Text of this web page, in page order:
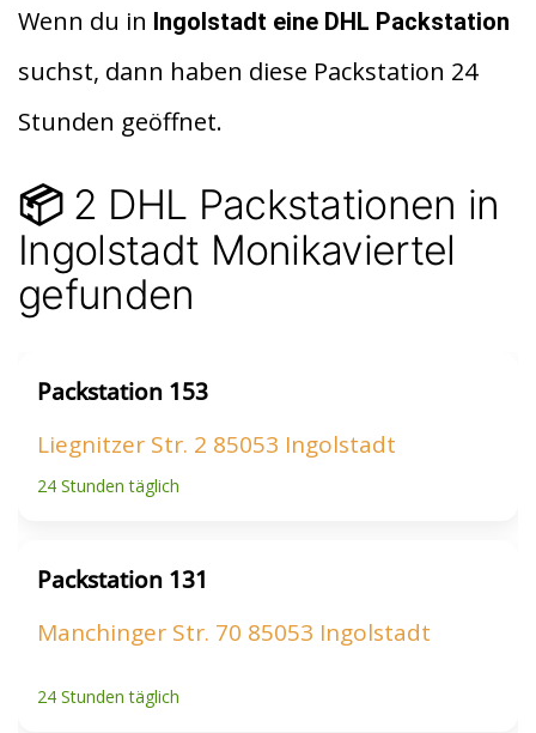
d
di
t
at
s
A
p
p
le
n
Wenn du in Ingolstadt eine DHL Packstation
suchst, dann haben diese Packstation 24
Stunden geöffnet.
📦2 DHL Packstationen in
Ingolstadt Monikaviertel
gefunden
Packstation 153
Liegnitzer Str. 2 85053 Ingolstadt
24 Stunden täglich
Packstation 131
Manchinger Str. 70 85053 Ingolstadt
24 Stunden täglich